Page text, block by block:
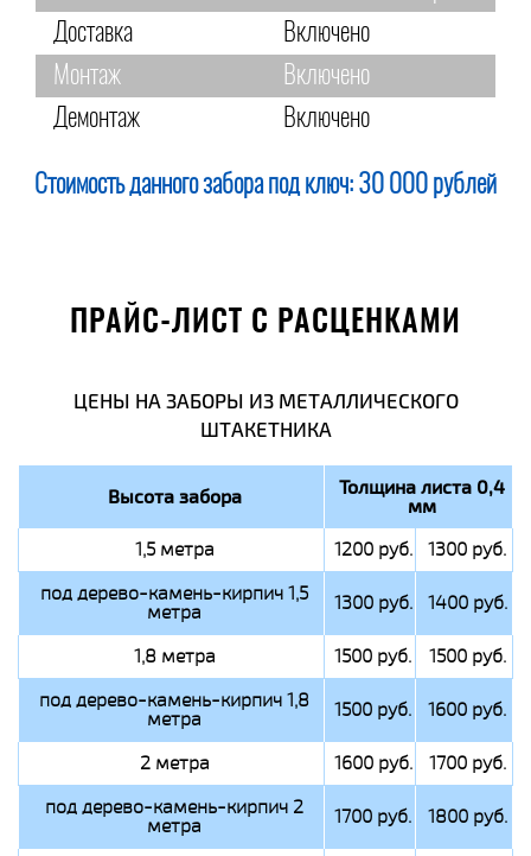
Доставка
Включено
Монтаж
Включено
Демонтаж
Включено
Стоимость данного забора под ключ: 30 000 рублей
ПРАЙС-ЛИСТ С РАСЦЕНКАМИ
ЦЕНЫ НА ЗАБОРЫ ИЗ МЕТАЛЛИЧЕСКОГО
ШТАКЕТНИКА
Высота забора Толщина листа 0,4
мм
1,5 метра 1200 руб.
1300 руб.
под дерево-камень-кирпич 1,5
метра 1300 руб. 1400 руб.
1,8 метра 1500 руб.
1500 руб.
под дерево-камень-кирпич 1,8
метра 1500 руб. 1600 руб.
2 метра 1600 руб.
1700 руб.
под дерево-камень-кирпич 2
метра 1700 руб. 1800 руб.